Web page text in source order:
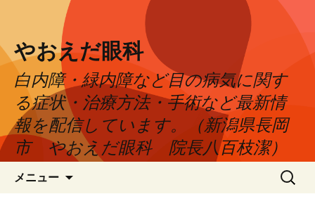
やおえだ眼科
白内障・緑内障など目の病気に関す
る症状・治療方法・手術など最新情
報を配信しています。（新潟県長岡
市 やおえだ眼科 院長八百枝潔）
メニュー
検
索: